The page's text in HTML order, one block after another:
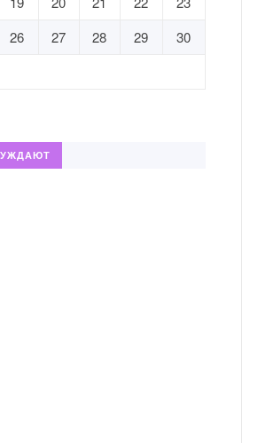
26 27 28 29
30